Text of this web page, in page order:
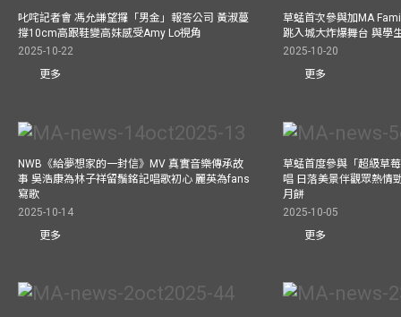
叱咤記者會 馮允謙望攞「男金」報答公司 黃淑蔓
撐10cm高跟鞋變高妹感受Amy Lo視角
2025-10-22
更多
草蜢首次參與加MA
跳入城大炸爆舞台 與學
2025-10-20
更多
NWB《給夢想家的一封信》MV 真實音樂傳承故
事 吳浩康為林子祥留鬚銘記唱歌初心 麗英為fans
寫歌
2025-10-14
更多
草蜢首度參與「超級草
唱 日落美景伴觀眾熱情
月餅
2025-10-05
更多